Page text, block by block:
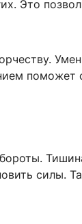
Это
поможет
силы.